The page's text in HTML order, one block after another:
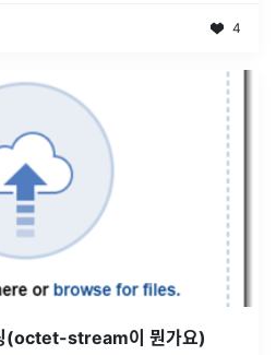
4
(octet-stream이 뭔가요)